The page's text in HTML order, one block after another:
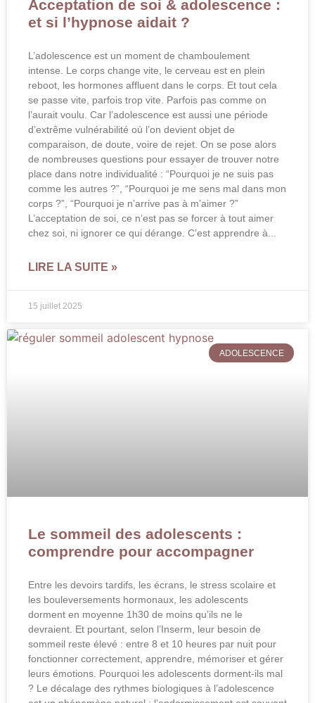
Acceptation de soi & adolescence :
et si l’hypnose aidait ?
L’adolescence est un moment de chamboulement
intense. Le corps change vite, le cerveau est en plein
reboot, les hormones affluent dans le corps. Et tout cela
se passe vite, parfois trop vite. Parfois pas comme on
l’aurait voulu. Car l’adolescence est aussi une période
d’extrême vulnérabilité où l’on devient objet de
comparaison, de doute, voire de rejet. On se pose alors
de nombreuses questions pour essayer de trouver notre
place dans notre individualité : “Pourquoi je ne suis pas
comme les autres ?”, “Pourquoi je me sens mal dans mon
corps ?”, “Pourquoi je n’arrive pas à m’aimer ?”
L’acceptation de soi, ce n’est pas se forcer à tout aimer
chez soi, ni ignorer ce qui dérange. C’est apprendre à
LIRE LA SUITE »
15 juillet 2025
ADOLESCENCE
Le sommeil des adolescents :
comprendre pour accompagner
Entre les devoirs tardifs, les écrans, le stress scolaire et
les bouleversements hormonaux, les adolescents
dorment en moyenne 1h30 de moins qu’ils ne le
devraient. Et pourtant, selon l’Inserm, leur besoin de
sommeil reste élevé : entre 8 et 10 heures par nuit pour
fonctionner correctement, apprendre, mémoriser et gérer
leurs émotions. Pourquoi les adolescents dorment-ils mal
? Le décalage des rythmes biologiques à l’adolescence